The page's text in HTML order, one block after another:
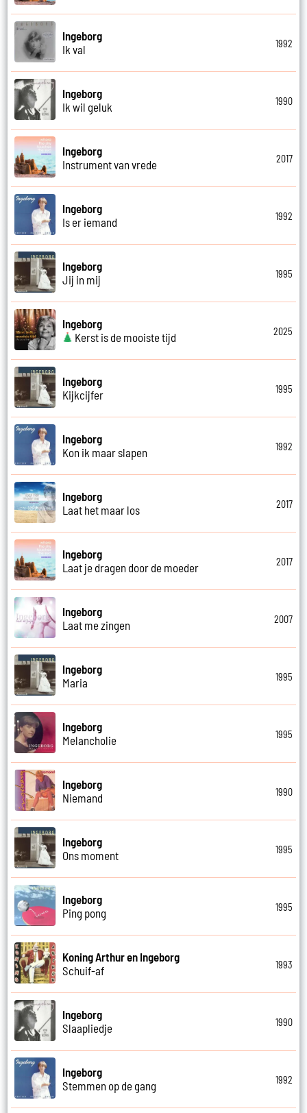
Ingeborg
Ik val
1992
Ingeborg
Ik wil geluk
1990
Ingeborg
Instrument van vrede
2017
Ingeborg
Is er iemand
1992
Ingeborg
Jij in mij
1995
Ingeborg
Kerst is de mooiste tijd
2025
Ingeborg
Kijkcijfer
1995
Ingeborg
Kon ik maar slapen
1992
Ingeborg
Laat het maar los
2017
Ingeborg
Laat je dragen door de moeder
2017
Ingeborg
Laat me zingen
2007
Ingeborg
Maria
1995
Ingeborg
Melancholie
1995
Ingeborg
Niemand
1990
Ingeborg
Ons moment
1995
Ingeborg
Ping pong
1995
Koning Arthur en Ingeborg
Schuif-af
1993
Ingeborg
Slaapliedje
1990
Ingeborg
Stemmen op de gang
1992